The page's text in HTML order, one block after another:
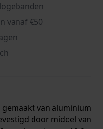
vanaf €50
van aluminium
door middel van